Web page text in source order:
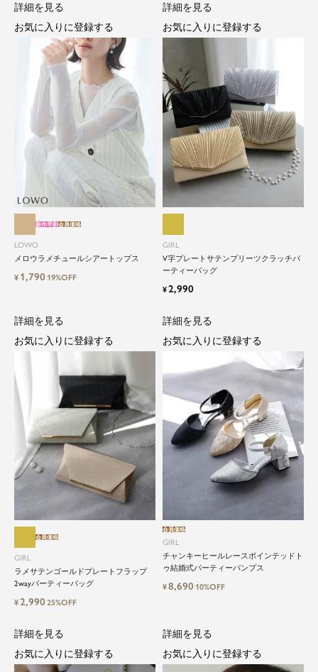
特別な日だけではもったいない...もっ
と気軽に自由にドレスを楽しみたい
の一つ。
ドレスが持つ女性を美しく見せる力は、ファッシ
ョンアイテムの中でも特別なものです。
特別な日だけではもったいない もっと気軽にもっ
と自由にドレスを楽しみたい...
そんな気持ちを叶えたい。それが、ドレスブラン
ドガールです。
LOWO
メロウラメチュールシアートップス
新作早割会員価格
¥ 1,790 19%OFF
詳細を見る
お気に入りに登録する
GIRL
V字プレートサテンプリーツクラッチパ
ーティーバッグ
¥2,990
詳細を見る
お気に入りに登録する
GIRL
ラメサテンゴールドプレートフラップ
2wayパーティーバッグ
会員価格
¥2,99025%OFF
詳細を見る
お気に入りに登録する
GIRL
チャンキーヒールレースポインテッドト
ゥ結婚式パーティーパンプス
会員価格
¥8,690 10%OFF
詳細を見る
お気に入りに登録する
詳細を見る
お気に入りに登録する
詳細を見る
お気に入りに登録する